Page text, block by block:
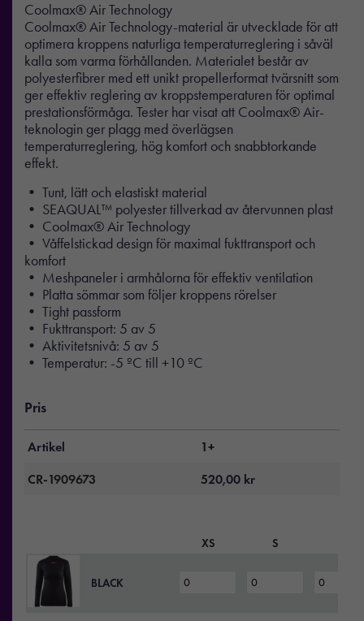
Coolmax® Air Technology
Coolmax® Air Technology-material är utvecklade för att
optimera kroppens naturliga temperaturreglering i såväl
kalla som varma förhållanden. Materialet består av
polyesterfibrer med ett unikt propellerformat tvärsnitt som
ger effektiv reglering av kroppstemperaturen för optimal
prestationsförmåga. Tester har visat att Coolmax® Air-
teknologin ger plagg med överlägsen
temperaturreglering, hög komfort och snabbtorkande
effekt.
• Tunt, lätt och elastiskt material
• SEAQUAL™ polyester tillverkad av återvunnen plast
• Coolmax® Air Technology
• Våffelstickad design för maximal fukttransport och
komfort
• Meshpaneler i armhålorna för effektiv ventilation
• Platta sömmar som följer kroppens rörelser
• Tight passform
• Fukttransport: 5 av 5
• Aktivitetsnivå: 5 av 5
• Temperatur: -5 ºC till +10 ºC
Pris
Artikel
1+
CR-1909673
520,00 kr
XS S
BLACK